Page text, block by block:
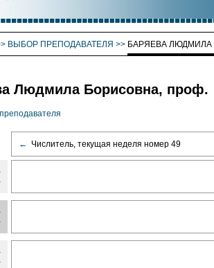
ВЫБОР ПРЕПОДАВАТЕЛЯ >> БАРЯЕВА
Людмила Борисовна, проф.
← Числитель, текущая неделя номер 49